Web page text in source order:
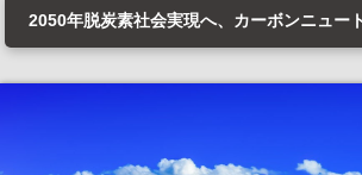
2050年脱炭素社会実現へ、カーボンニュー